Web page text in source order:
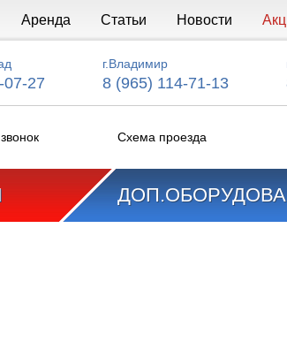
Аренда Статьи Новости
07-27
г.Владимир
8 (965) 114-71-13
Схема проезда